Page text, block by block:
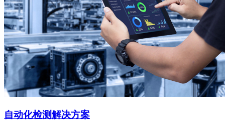
自动化检测解决方案